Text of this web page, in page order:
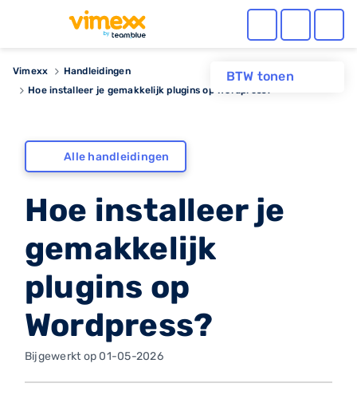
BTW tonen
Vimexx
Handleidingen
Hoe installeer je gemakkelijk plugins op Wordpress?
Alle handleidingen
Hoe installeer je
gemakkelijk
plugins op
Wordpress?
Bijgewerkt op 01-05-2026